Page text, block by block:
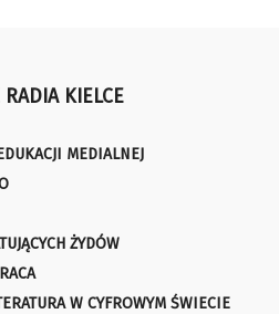
RADIA KIELCE
MEDIALNEJ
ŻYDÓW
W CYFROWYM ŚWIECIE